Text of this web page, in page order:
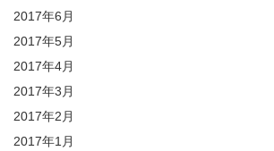
2017年6月
2017年5月
2017年4月
2017年3月
2017年2月
2017年1月